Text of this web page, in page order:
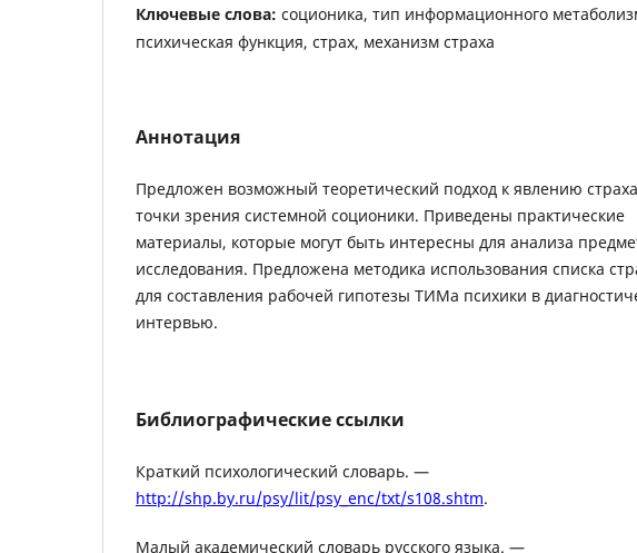
Ключевые слова: соционика, тип информационного
психическая функция, страх, механизм страха
Аннотация
Предложен возможный теоретический подход к явлению
точки зрения системной соционики. Приведены практические
материалы, которые могут быть интересны для анализа
исследования. Предложена методика использования списка
для составления рабочей гипотезы ТИМа психики в
интервью.
Библиографические ссылки
Краткий психологический словарь. —
http://shp.by.ru/psy/lit/psy_enc/txt/s108.shtm.
Малый академический словарь русского языка. —